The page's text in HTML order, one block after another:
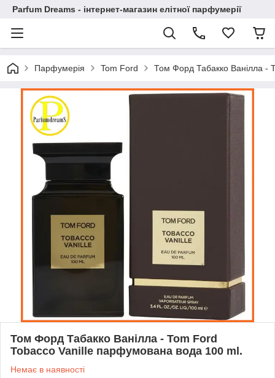
Parfum Dreams - інтернет-магазин елітної парфумерії
Парфумерія Tom Ford Том Форд Табакко Ванілла -
Том Форд Табакко Ванілла - Tom Ford
Tobacco Vanille парфумована вода 100 ml.
Немає в наявності